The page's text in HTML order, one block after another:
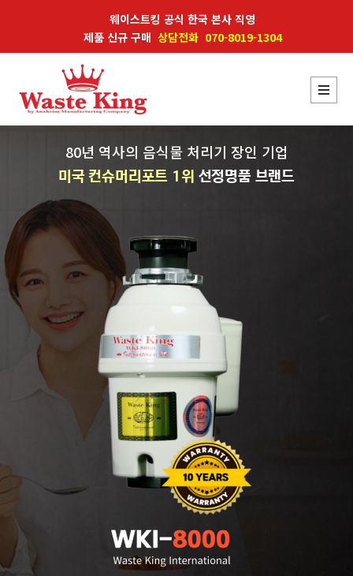
웨이스트킹 공식 한국 본사 직영
제품 신규 구매 상담전화 070-8019-1304
80년 역사의 음식물 처리기 장인 기업
미국 컨슈머리포트 1위 선정명품 브랜드